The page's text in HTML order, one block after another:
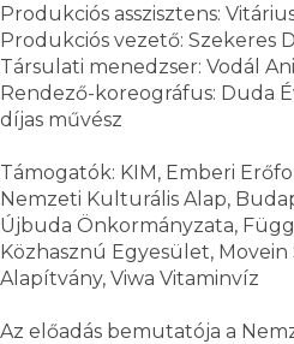
Produkciós asszisztens:
Produkciós vezető: Szekeres
Társulati menedzser: Vodál
Rendező-koreográfus: Duda
díjas művész
Támogatók: KIM, Emberi
Nemzeti Kulturális Alap,
Újbuda Önkormányzata,
Közhasznú Egyesület,
Alapítvány, Viwa Vitaminvíz
Az előadás bemutatója a